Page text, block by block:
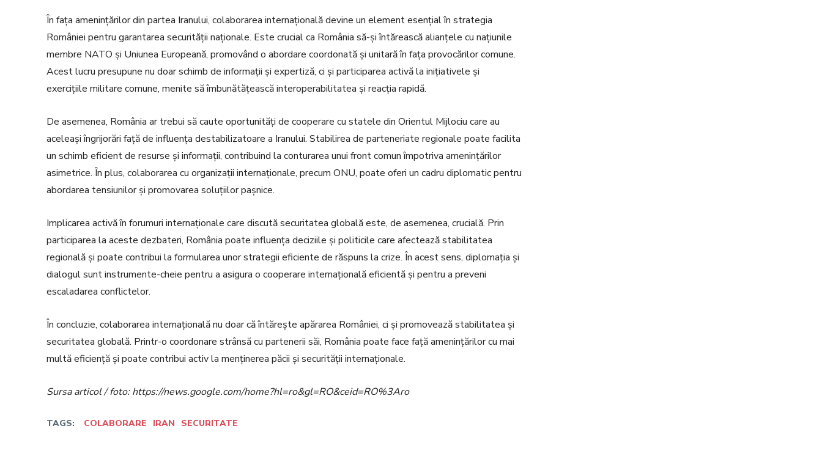
În fața amenințărilor din partea Iranului, colaborarea internațională devine un element esențial în strategia
României pentru garantarea securității naționale. Este crucial ca România să-și întărească alianțele cu națiunile
membre NATO și Uniunea Europeană, promovând o abordare coordonată și unitară în fața provocărilor comune.
Acest lucru presupune nu doar schimb de informații și expertiză, ci și participarea activă la inițiativele și
exercițiile militare comune, menite să îmbunătățească interoperabilitatea și reacția rapidă.
De asemenea, România ar trebui să caute oportunități de cooperare cu statele din Orientul Mijlociu care au
aceleași îngrijorări față de influența destabilizatoare a Iranului. Stabilirea de parteneriate regionale poate facilita
un schimb eficient de resurse și informații, contribuind la conturarea unui front comun împotriva amenințărilor
asimetrice. În plus, colaborarea cu organizații internaționale, precum ONU, poate oferi un cadru diplomatic pentru
abordarea tensiunilor și promovarea soluțiilor pașnice.
Implicarea activă în forumuri internaționale care discută securitatea globală este, de asemenea, crucială. Prin
participarea la aceste dezbateri, România poate influența deciziile și politicile care afectează stabilitatea
regională și poate contribui la formularea unor strategii eficiente de răspuns la crize. În acest sens, diplomația și
dialogul sunt instrumente-cheie pentru a asigura o cooperare internațională eficientă și pentru a preveni
escaladarea conflictelor.
În concluzie, colaborarea internațională nu doar că întărește apărarea României, ci și promovează stabilitatea și
securitatea globală. Printr-o coordonare strânsă cu partenerii săi, România poate face față amenințărilor cu mai
multă eficiență și poate contribui activ la menținerea păcii și securității internaționale.
Sursa articol / foto: https://news.google.com/home?hl=ro&gl=RO&ceid=RO%3Aro
TAGS: COLABORARE IRAN SECURITATE